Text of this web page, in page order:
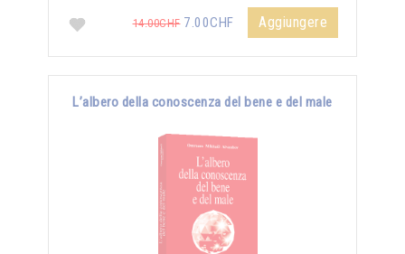
14.00CHF7.00CHF Aggiungere
L’albero della conoscenza del bene e del male